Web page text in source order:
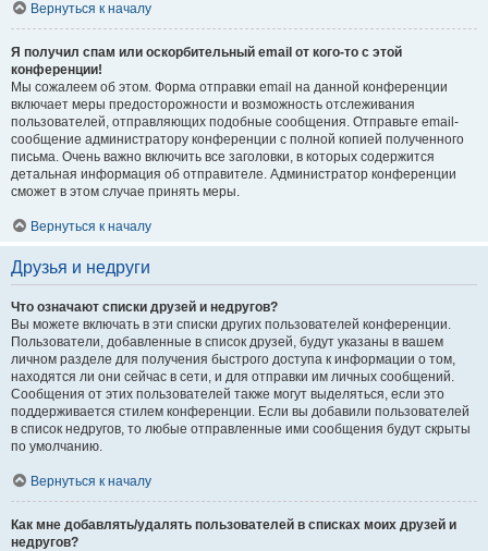
Вернуться к началу
Я получил спам или оскорбительный email от кого-то с этой
конференции!
Мы сожалеем об этом. Форма отправки email на данной конференции
включает меры предосторожности и возможность отслеживания
пользователей, отправляющих подобные сообщения. Отправьте email-
сообщение администратору конференции с полной копией полученного
письма. Очень важно включить все заголовки, в которых содержится
детальная информация об отправителе. Администратор конференции
сможет в этом случае принять меры.
Вернуться к началу
Друзья и недруги
Что означают списки друзей и недругов?
Вы можете включать в эти списки других пользователей конференции.
Пользователи, добавленные в список друзей, будут указаны в вашем
личном разделе для получения быстрого доступа к информации о том,
находятся ли они сейчас в сети, и для отправки им личных сообщений.
Сообщения от этих пользователей также могут выделяться, если это
поддерживается стилем конференции. Если вы добавили пользователей
в список недругов, то любые отправленные ими сообщения будут скрыты
по умолчанию.
Вернуться к началу
Как мне добавлять/удалять пользователей в списках моих друзей и
недругов?